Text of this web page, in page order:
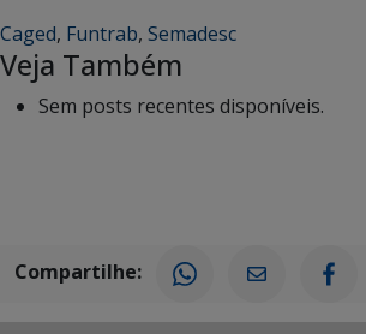
Caged, Funtrab, Semadesc
Veja Também
Sem posts recentes disponíveis.
Compartilhe: